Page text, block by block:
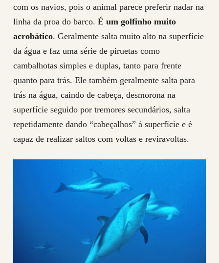
com os navios, pois o animal parece preferir nadar na
linha da proa do barco. É um golfinho muito
acrobático. Geralmente salta muito alto na superfície
da água e faz uma série de piruetas como
cambalhotas simples e duplas, tanto para frente
quanto para trás. Ele também geralmente salta para
trás na água, caindo de cabeça, desmorona na
superfície seguido por tremores secundários, salta
repetidamente dando “cabeçalhos” à superfície e é
capaz de realizar saltos com voltas e reviravoltas.